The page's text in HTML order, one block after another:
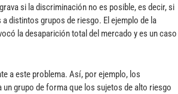
si la discriminación no es posible, es decir, si
distintos grupos de riesgo. El ejemplo de la
la desaparición total del mercado y es un caso
a este problema. Así, por ejemplo, los
un grupo de forma que los sujetos de alto riesgo